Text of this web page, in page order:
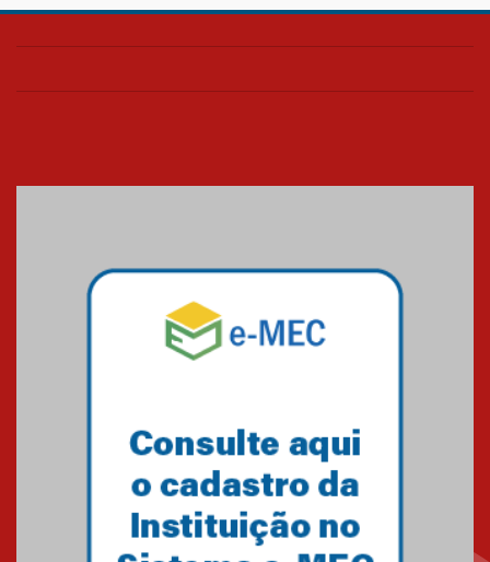
Colégio Presbiteriano
os funcionários
07.11.2024
Equipe de saltos ornamentais
do Mackenzie Brasília
Gravação do projeto “Mais de
31 mil vozes com a Palavra” é
realizado no Colégio
Mackenzie Brasília